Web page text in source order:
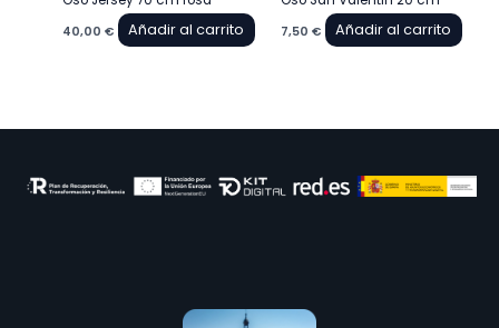
40,00 € Añadir al carrito 7,50 € Añadir al carrito